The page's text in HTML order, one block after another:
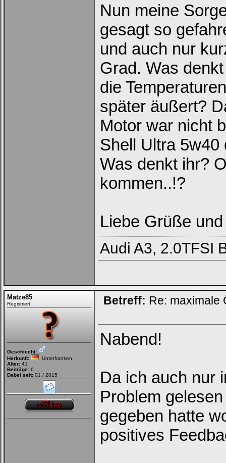
Nun meine
gesagt so
und auch nur
Grad. Was
die
später äußert?
Motor war nicht
Shell Ultra 5w40
Was denkt ihr?
kommen..!?
Liebe Grüße
Audi A3, 2.0TFSI
Matze85
Registriert
Geschlecht:
Herkunft:
Unterfranken
Alter: 41
Beiträge: 6
Dabei seit: 01 / 2015
Betreff: Re: maximale
Nabend!
Da ich auch nur
Problem
gegeben hatte
positives